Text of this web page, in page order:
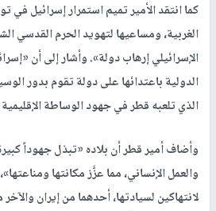
كما انتقد الأمير تميم استمرار إسرائيل
الغربية، ومساعيها لتهويد الحرم القدسي
الإسرائيلي إرهاب دولة». وأشار إلى أن
الدولية باعتدائها على دولة تقوم بدور
الذي تلعبه قطر في جهود الوساطة
وأضاف أمير قطر أن بلاده «تبذل جهوداً
والعمل الإنساني، مما عزَّز مكانتها
لانتهاكين لسيادتها، أحدهما من إيران